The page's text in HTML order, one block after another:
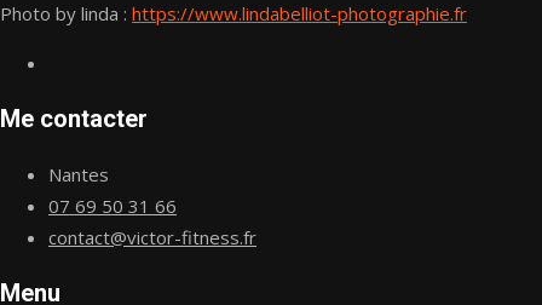
Photo by linda : https://www.lindabelliot-photographie.fr
Me contacter
Nantes
07 69 50 31 66
contact@victor-fitness.fr
Menu